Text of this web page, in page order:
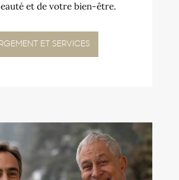
et de votre bien-être.
ET SERVICES